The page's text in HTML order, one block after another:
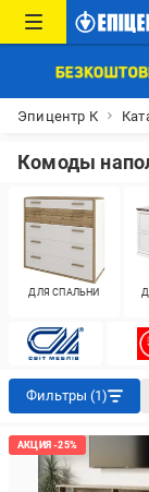
Эпицентр К
Комоды
ДЛЯ СПАЛЬНИ
Фильтры (1)